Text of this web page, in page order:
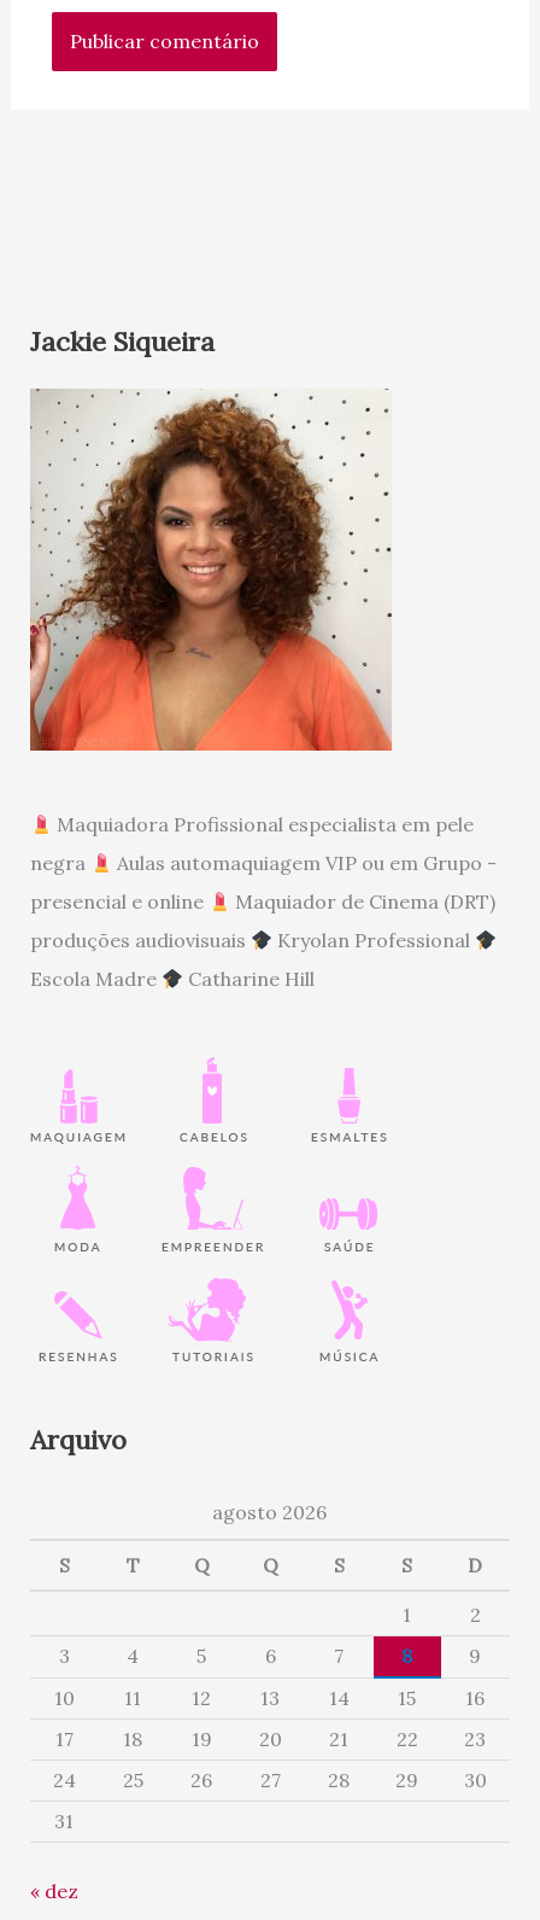
Jackie Siqueira
Maquiadora Profissional especialista em pele
negra
Aulas automaquiagem VIP ou em Grupo -
presencial e online
Maquiador de Cinema (DRT)
produções audiovisuais
Kryolan Professional
Escola Madre
Catharine Hill
Arquivo
agosto 2026
S T Q Q S S D
1
2
3
4 5 6 7 8
9
10
11 12 13 14 15
16
17
18 19 20 21 22
23
24
25 26 27 28 29
30
31
« dez